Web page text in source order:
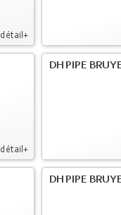
détail+
détail+
DH PIPE
DH PIPE